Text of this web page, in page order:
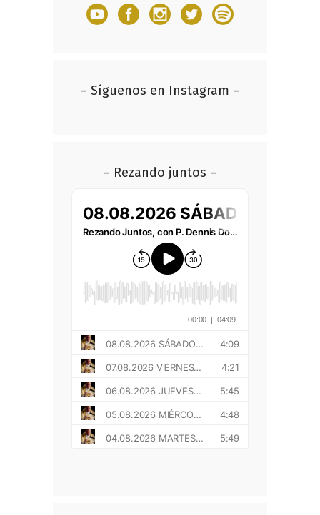
– Síguenos en Instagram –
– Rezando juntos –